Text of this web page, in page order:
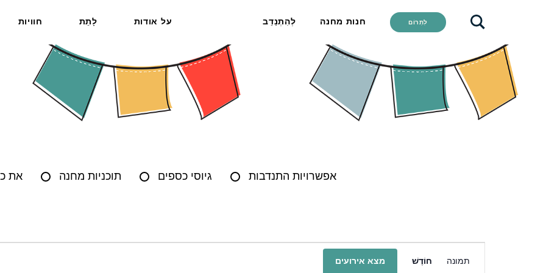
חוויות לָתֵת על אודות לְהִתְנַדֵב חנות מחנה לִתְרוֹם
את תוכניות מחנה גיוסי כספים אפשרויות התנדבות
מצא אירועים חוֹדֶשׁ תמונה